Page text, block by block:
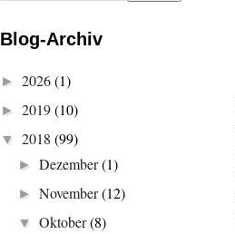
Blog-Archiv
► 2026(1)
► 2019(10)
▼ 2018 (99)
►Dezember(1)
►November(12)
▼Oktober(8)